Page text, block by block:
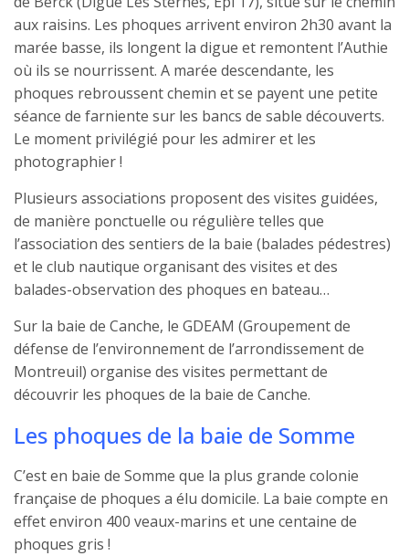
aux raisins. Les phoques arrivent environ 2h30 avant la
marée basse, ils longent la digue et remontent l’Authie
où ils se nourrissent. A marée descendante, les
phoques rebroussent chemin et se payent une petite
séance de farniente sur les bancs de sable découverts.
Le moment privilégié pour les admirer et les
photographier !
Plusieurs associations proposent des visites guidées,
de manière ponctuelle ou régulière telles que
l’association des sentiers de la baie (balades pédestres)
et le club nautique organisant des visites et des
balades-observation des phoques en bateau…
Sur la baie de Canche, le GDEAM (Groupement de
défense de l’environnement de l’arrondissement de
Montreuil) organise des visites permettant de
découvrir les phoques de la baie de Canche.
Les phoques de la baie de Somme
C’est en baie de Somme que la plus grande colonie
française de phoques a élu domicile. La baie compte en
effet environ 400 veaux-marins et une centaine de
phoques gris !